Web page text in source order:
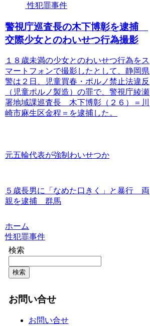
性犯罪事件
警視庁巡査長の木下博彰を逮捕
交際少女とのわいせつ行為撮影
１８歳未満の少女とのわいせつ行為をス
マートフォンで撮影したとして、静岡県
警は２日、児童買春・ポルノ禁止法違反
（児童ポルノ製造）の罪で、警視庁綾瀬
署地域課巡査長 木下博彰（２６）＝川
崎市麻生区金程＝を逮捕した。
元五輪代表が強制わいせつか
５歳長男に「なめた口きく」と暴行 両
親を逮捕 群馬
ホーム
性犯罪事件
検索
検索
お問い合せ
お問い合せ